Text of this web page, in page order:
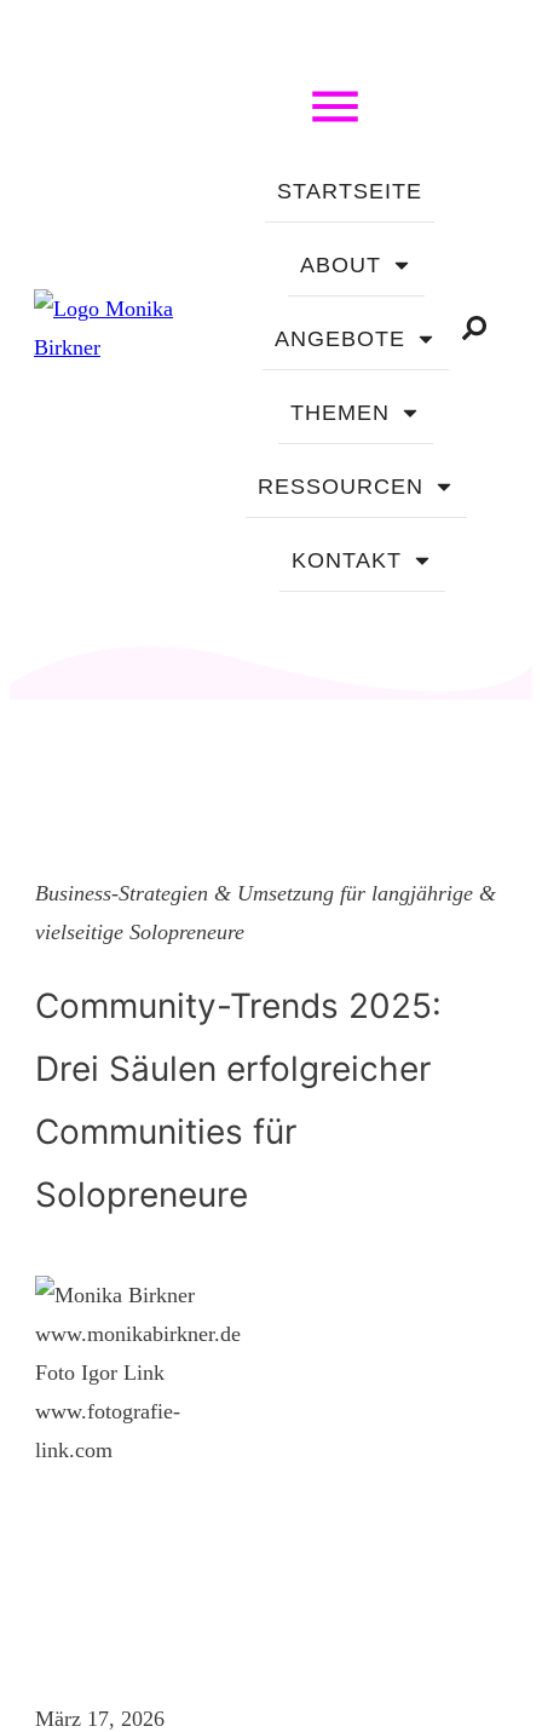
STARTSEITE
ABOUT
ANGEBOTE
THEMEN
RESSOURCEN
KONTAKT
Business-Strategien & Umsetzung für langjährige &
vielseitige Solopreneure
Community-Trends 2025:
Drei Säulen erfolgreicher
Communities für
Solopreneure
März 17, 2026